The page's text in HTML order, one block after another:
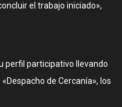
el trabajo iniciado»,
perfil participativo llevando
de Cercanía», los